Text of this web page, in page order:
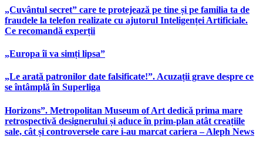
„Cuvântul secret” care te protejează pe tine și pe familia ta de
fraudele la telefon realizate cu ajutorul Inteligenței Artificiale.
Ce recomandă experții
„Europa îi va simți lipsa”
„Le arată patronilor date falsificate!”. Acuzații grave despre ce
se întâmplă în Superliga
Horizons”. Metropolitan Museum of Art dedică prima mare
retrospectivă designerului și aduce în prim-plan atât creațiile
sale, cât și controversele care i-au marcat cariera – Aleph News